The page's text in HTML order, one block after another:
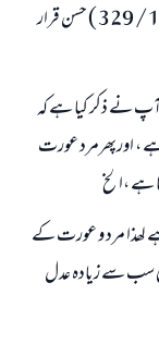
علامہ البانی رحمہ اللہ تعالی نے اس حدیث کوصحیح الجامع ( 1 / 329 ) حسن قرار
نے ذکر کیا ہے کہ
، اورپھرمرد عورت
ہے ،الخ
لھذا مرد و عورت کے
سب سے زيادہ عدل